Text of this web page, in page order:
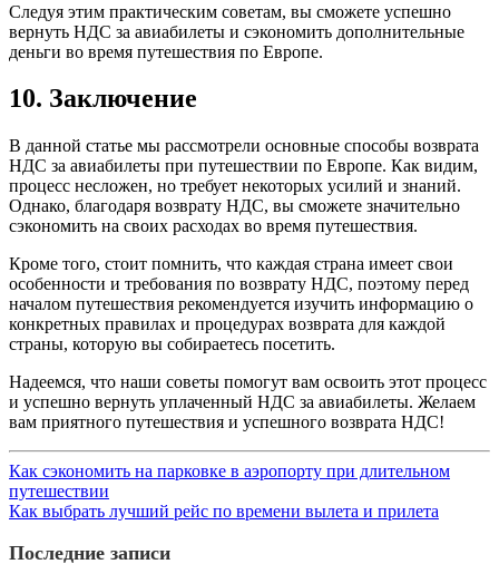
Следуя этим практическим советам, вы сможете успешно
вернуть НДС за авиабилеты и сэкономить дополнительные
деньги во время путешествия по Европе.
10. Заключение
В данной статье мы рассмотрели основные способы возврата
НДС за авиабилеты при путешествии по Европе. Как видим,
процесс несложен, но требует некоторых усилий и знаний.
Однако, благодаря возврату НДС, вы сможете значительно
сэкономить на своих расходах во время путешествия.
Кроме того, стоит помнить, что каждая страна имеет свои
особенности и требования по возврату НДС, поэтому перед
началом путешествия рекомендуется изучить информацию о
конкретных правилах и процедурах возврата для каждой
страны, которую вы собираетесь посетить.
Надеемся, что наши советы помогут вам освоить этот процесс
и успешно вернуть уплаченный НДС за авиабилеты. Желаем
вам приятного путешествия и успешного возврата НДС!
Как сэкономить на парковке в аэропорту при длительном
путешествии
Как выбрать лучший рейс по времени вылета и прилета
Последние записи